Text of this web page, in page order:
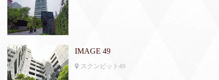
IMAGE 49
スクンビット49